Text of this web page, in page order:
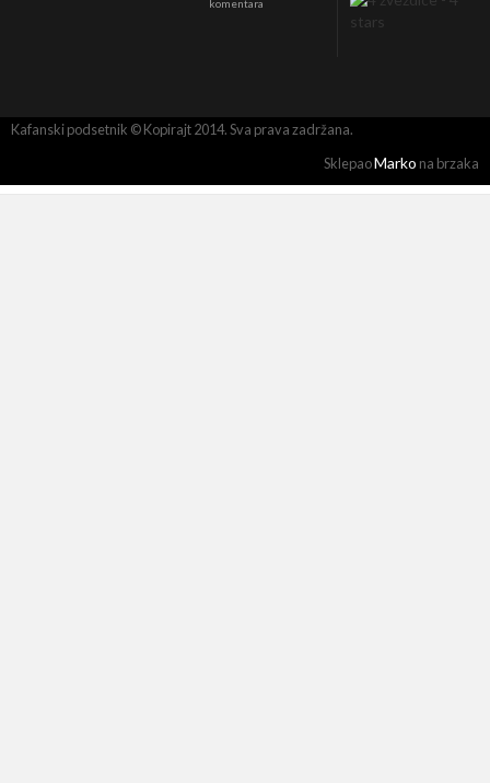
komentara
Kafanski podsetnik © Kopirajt 2014. Sva prava zadržana.
SklepaoMarko na brzaka